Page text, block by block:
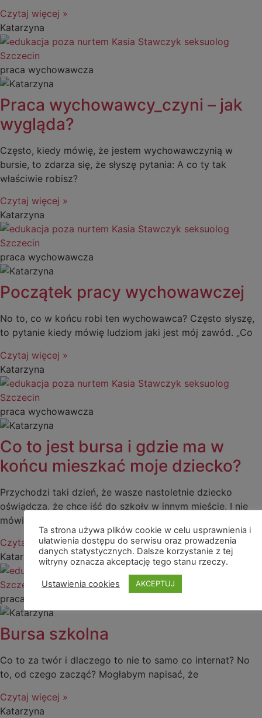
Czytaj więcej »
Katarzyna
praca wychowawcza
Praca wychowawcy_czyni – jak
wygląda?
Często, kiedy mówię, że jestem wychowawczynią w
bursie, to zdarza się, że słyszę pytania: A co ty tak
właściwie robisz?
Czytaj więcej »
Katarzyna
praca wychowawcza
Początek pracy wychowawczej
No to, co w końcu robi ten wychowawca? Często słyszę,
to pytanie kiedy mówię ludziom jaki jest mój zawód. „Co
Czytaj więcej »
Katarzyna
praca wychowawcza
Co to jest bursa i gdzie ma w
końcu mieszkać moje dziecko?
Przychodzi taki dzień, że wasze nastoletnie dziecko
oświadcza, że chce iść do szkoły w innym mieście. I nie
mówię tu
Czytaj więcej »
Katarzyna
praca wychowawcza
Bursa szkolna
Co to za twór i dlaczego to nie to samo co internat? No
to, od czego zacząć? Mogłabym napisać, że
Czytaj więcej »
Katarzyna
Ta strona używa plików cookie w celu usprawnienia i
ułatwienia dostępu do serwisu oraz prowadzenia
danych statystycznych. Dalsze korzystanie z tej
witryny oznacza akceptację tego stanu rzeczy.
Ustawienia cookies AKCEPTUJ